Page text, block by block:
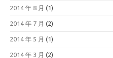
2014 年 8 月 (1)
2014 年 7 月 (2)
2014 年 5 月 (1)
2014 年 3 月 (2)